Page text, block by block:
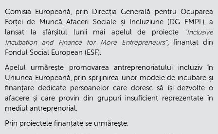
Comisia Europeană, prin Direcția Generală pentru Ocuparea
Forței de Muncă, Afaceri Sociale și Incluziune (DG EMPL), a
lansat la sfârșitul lunii mai apelul de proiecte
”Inclusive
Incubation and Finance for More Entrepreneurs”, finanțat din
Fondul Social European (ESF).
Apelul urmărește promovarea antreprenoriatului incluziv în
Uniunea Europeană, prin sprijinirea unor modele de incubare și
finanțare dedicate persoanelor care doresc să își dezvolte o
afacere și care provin din grupuri insuficient reprezentate în
mediul antreprenorial.
Prin proiectele finanțate se urmărește: